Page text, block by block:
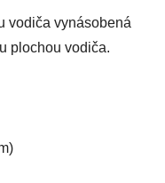
vodiča vynásobená
plochou vodiča.